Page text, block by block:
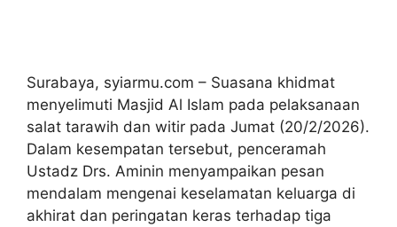
Surabaya, syiarmu.com – Suasana khidmat
menyelimuti Masjid Al Islam pada pelaksanaan
salat tarawih dan witir pada Jumat (20/2/2026).
Dalam kesempatan tersebut, penceramah
Ustadz Drs. Aminin menyampaikan pesan
mendalam mengenai keselamatan keluarga di
akhirat dan peringatan keras terhadap tiga